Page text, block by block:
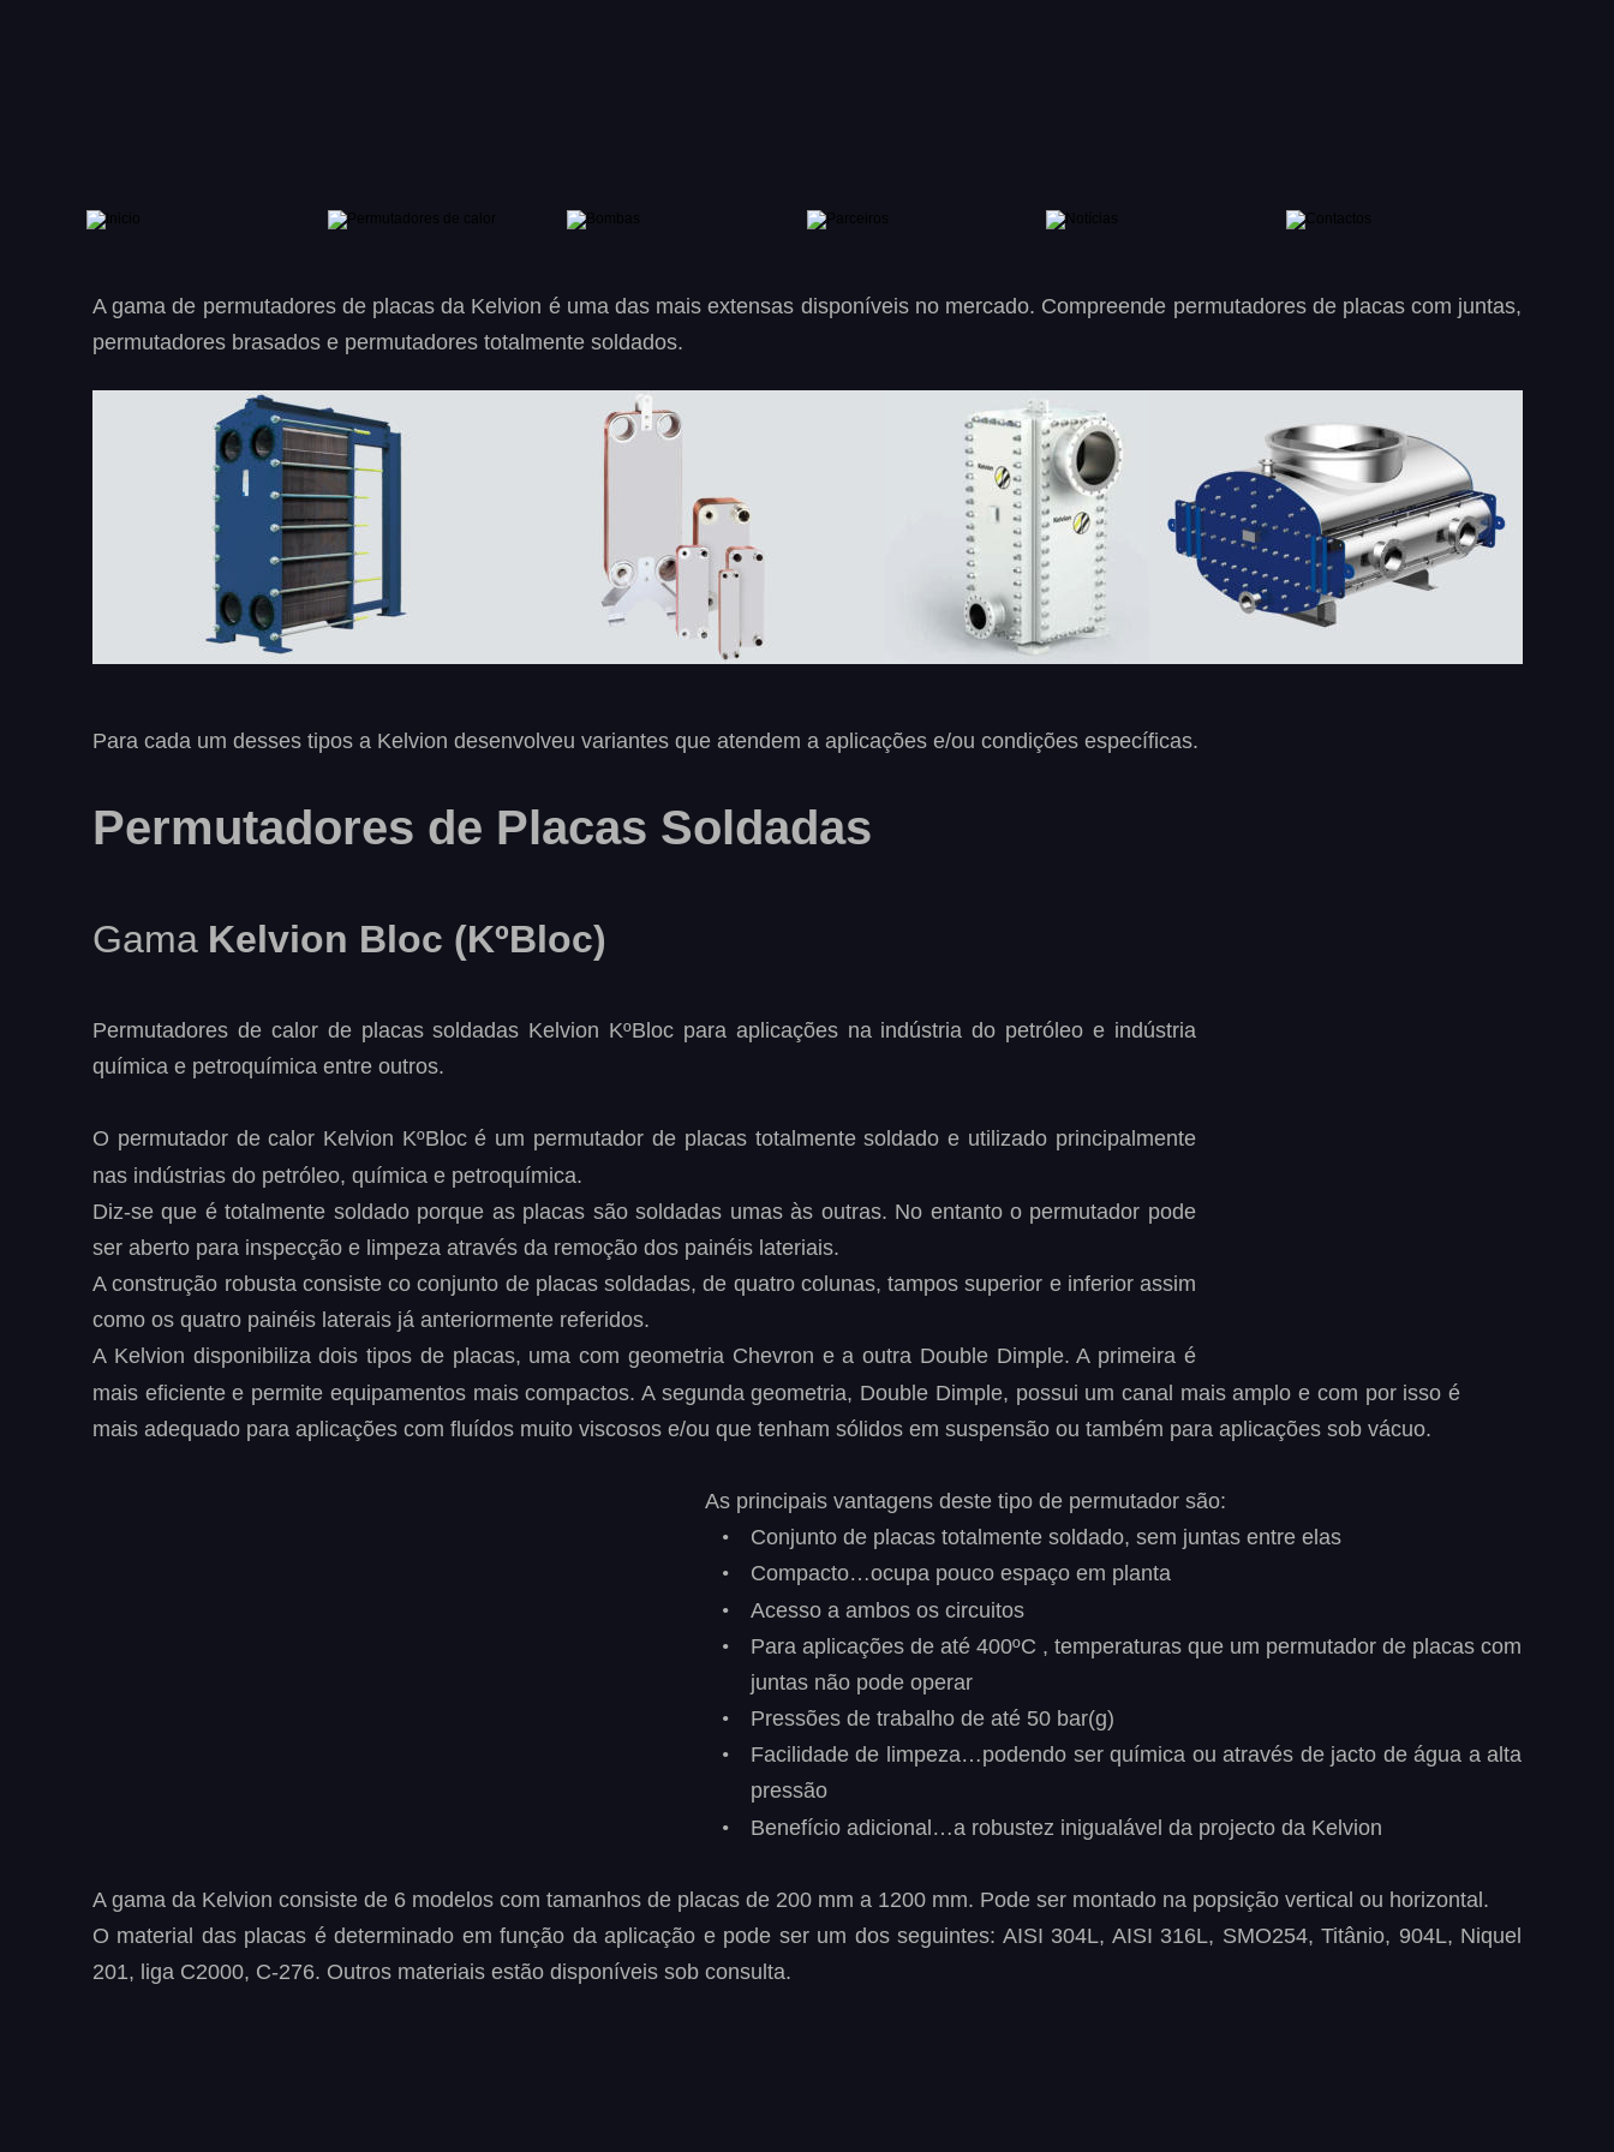
A gama de permutadores de placas da Kelvion é uma das mais extensas disponíveis no mercado. Compreende permutadores de placas com juntas,
permutadores brasados e permutadores totalmente soldados.
Para cada um desses tipos a Kelvion desenvolveu variantes que atendem a aplicações e/ou condições específicas.
Permutadores de Placas Soldadas
Gama Kelvion Bloc (KºBloc)
Permutadores de calor de placas soldadas Kelvion KºBloc para aplicações na indústria do petróleo e indústria
química e petroquímica entre outros.
O permutador de calor Kelvion KºBloc é um permutador de placas totalmente soldado e utilizado principalmente
nas indústrias do petróleo, química e petroquímica.
Diz-se que é totalmente soldado porque as placas são soldadas umas às outras. No entanto o permutador pode
ser aberto para inspecção e limpeza através da remoção dos painéis lateriais.
A construção robusta consiste co conjunto de placas soldadas, de quatro colunas, tampos superior e inferior assim
como os quatro painéis laterais já anteriormente referidos.
A Kelvion disponibiliza dois tipos de placas, uma com geometria Chevron e a outra Double Dimple. A primeira é
mais eficiente e permite equipamentos mais compactos. A segunda geometria, Double Dimple, possui um canal mais amplo e com por isso é
mais adequado para aplicações com fluídos muito viscosos e/ou que tenham sólidos em suspensão ou também para aplicações sob vácuo.
As principais vantagens deste tipo de permutador são:
•
Conjunto de placas totalmente soldado, sem juntas entre elas
•
Compacto…ocupa pouco espaço em planta
•
Acesso a ambos os circuitos
•
Para aplicações de até 400ºC , temperaturas que um permutador de placas com
juntas não pode operar
•
Pressões de trabalho de até 50 bar(g)
•
Facilidade de limpeza…podendo ser química ou através de jacto de água a alta
pressão
•
Benefício adicional…a robustez inigualável da projecto da Kelvion
A gama da Kelvion consiste de 6 modelos com tamanhos de placas de 200 mm a 1200 mm. Pode ser montado na popsição vertical ou horizontal.
O material das placas é determinado em função da aplicação e pode ser um dos seguintes: AISI 304L, AISI 316L, SMO254, Titânio, 904L, Niquel
201, liga C2000, C-276. Outros materiais estão disponíveis sob consulta.